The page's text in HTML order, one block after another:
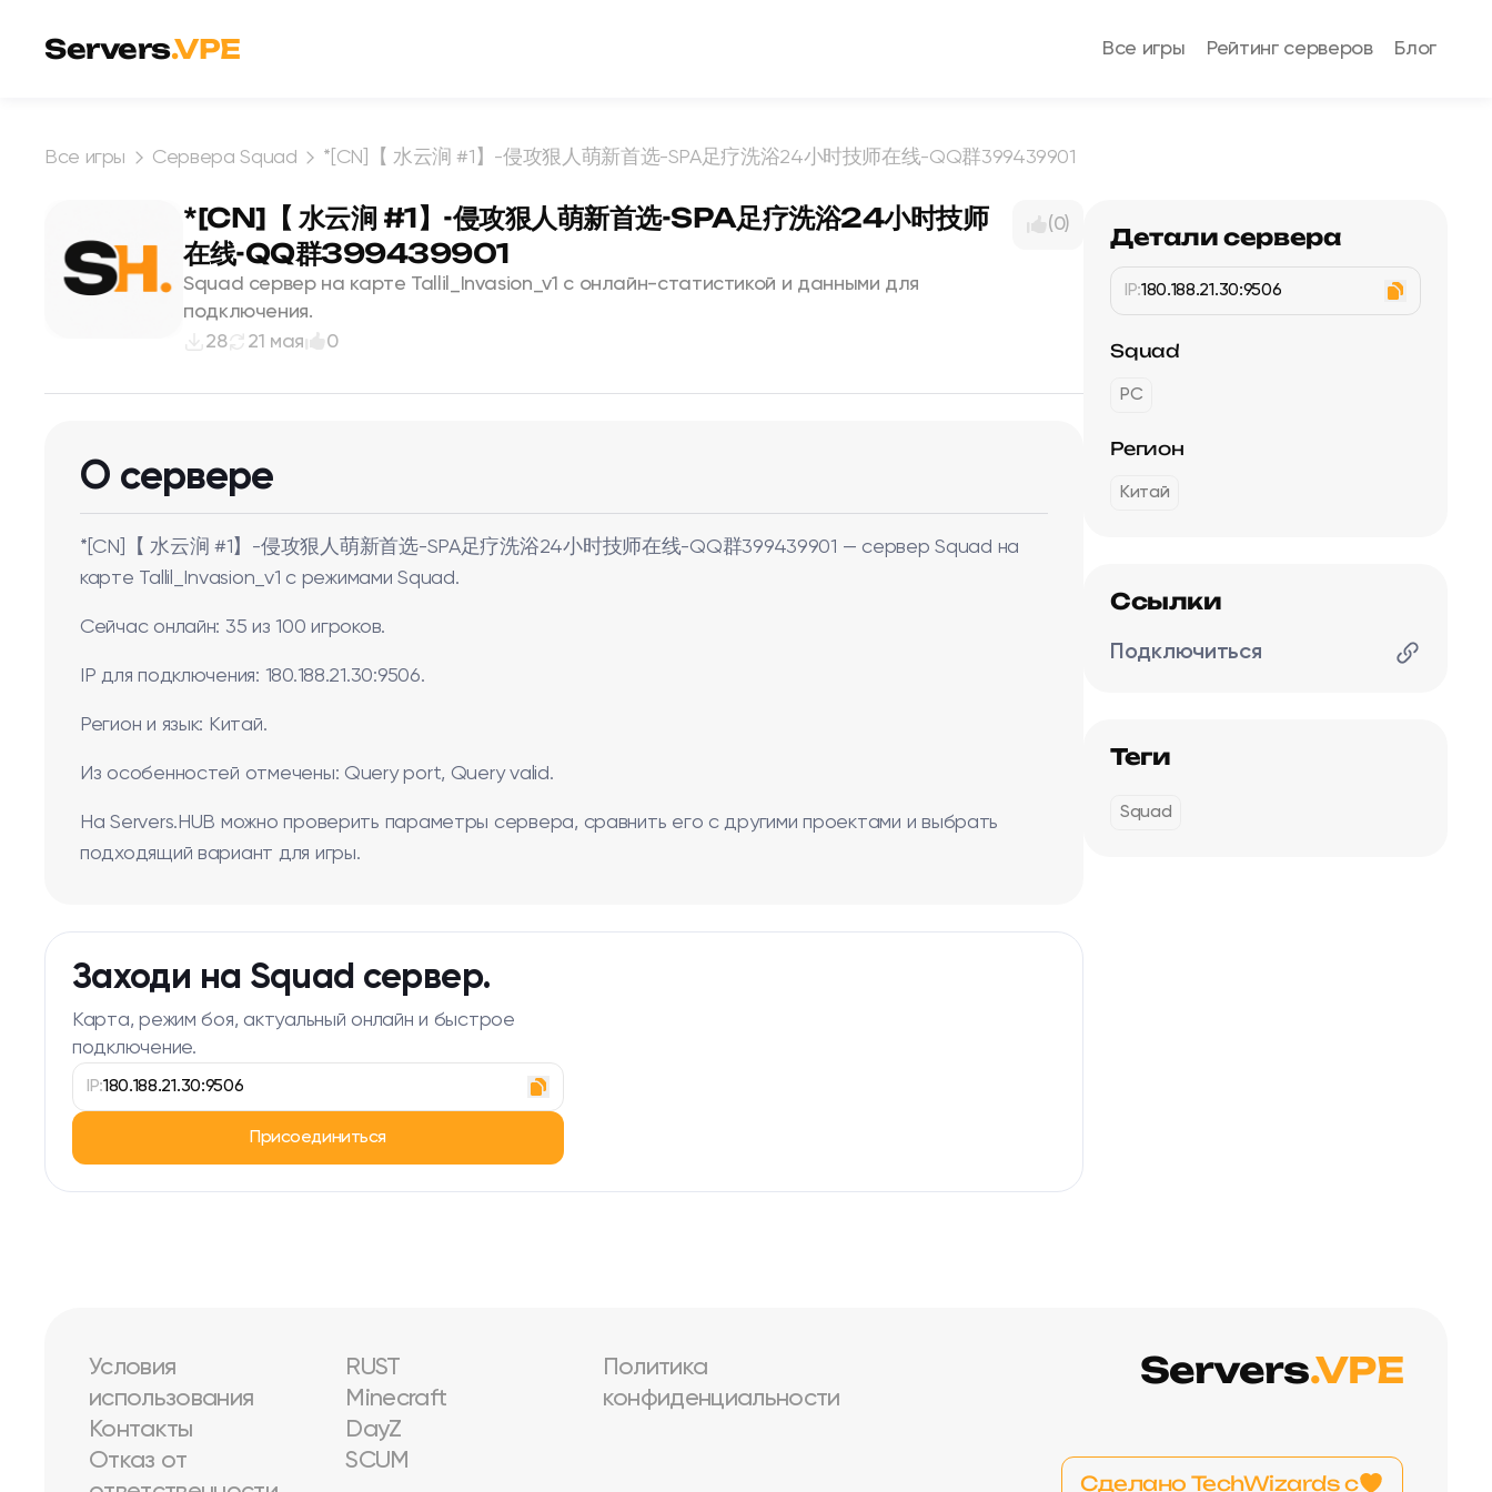
Servers.VPE Все игры Рейтинг серверов Блог
Все игры Сервера Squad *[CN]【 水云涧 #1】-侵攻狠人萌新首选-SPA足疗洗浴24小时技师在线-QQ群399439901
*[CN]【 水云涧 #1】-侵攻狠人萌新首选-SPA足疗洗浴24小时技师
在线-QQ群399439901
Squad сервер на карте Tallil_Invasion_v1 с онлайн-статистикой и данными для
подключения.
28
21 мая 0
(0)
О сервере
*[CN]【 水云涧 #1】-侵攻狠人萌新首选-SPA足疗洗浴24小时技师在线-QQ群399439901 — сервер Squad на
карте Tallil_Invasion_v1 с режимами Squad.
Сейчас онлайн: 35 из 100 игроков.
IP для подключения: 180.188.21.30:9506.
Регион и язык: Китай.
Из особенностей отмечены: Query port, Query valid.
На Servers.HUB можно проверить параметры сервера, сравнить его с другими проектами и выбрать
подходящий вариант для игры.
Заходи на Squad сервер.
Карта, режим боя, актуальный онлайн и быстрое
подключение.
IP:180.188.21.30:9506
Присоединиться
Детали сервера
IP:180.188.21.30:9506
Squad
PC
Регион
Китай
Ссылки
Подключиться
Теги
Squad
Условия
использования
Контакты
Отказ от
RUST
Minecraft
DayZ
SCUM
Политика
конфиденциальности
Servers.VPE
Сделано TechWizards с